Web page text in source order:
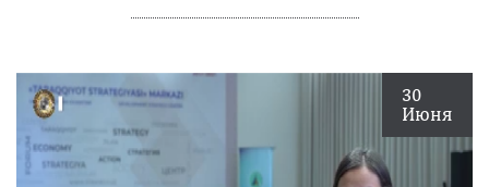
30
Июня